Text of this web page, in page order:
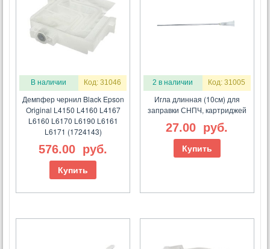
В наличии Код: 31046
Демпфер чернил Black Epson
Original L4150 L4160 L4167
L6160 L6170 L6190 L6161
L6171 (1724143)
576.00 руб.
Купить
2 в наличии Код: 31005
Игла длинная (10см) для
заправки СНПЧ, картриджей
27.00 руб.
Купить